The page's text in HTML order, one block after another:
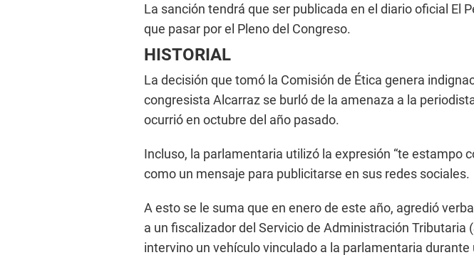
La sanción tendrá que ser publicada en el diario oficial El
que pasar por el Pleno del Congreso.
HISTORIAL
La decisión que tomó la Comisión de Ética genera
congresista Alcarraz se burló de la amenaza a la
ocurrió en octubre del año pasado.
Incluso, la parlamentaria utilizó la expresión “te estampo
como un mensaje para publicitarse en sus redes sociales.
A esto se le suma que en enero de este año, agredió
a un fiscalizador del Servicio de Administración Tributaria
intervino un vehículo vinculado a la parlamentaria durante